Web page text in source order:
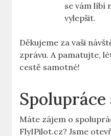
se vám líbí
vylepšit.
Děkujeme za vaši
zprávu. A pamatujte,
cestě samotné!
Máte zájem o
FlyIPilot.cz? Jsme